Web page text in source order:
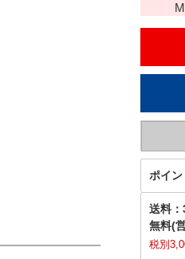
ポイン
送料：
無料(
税別